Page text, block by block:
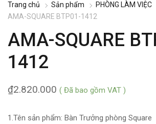
Trang chủ Sản phẩm PHÒNG LÀM VIỆC
AMA-SQUARE BTP01-1412
AMA-SQUARE
1412
2.820.000
₫ ( Đã bao gồm VAT )
1.Tên sản phẩm: Bàn Trưởng phòng Square